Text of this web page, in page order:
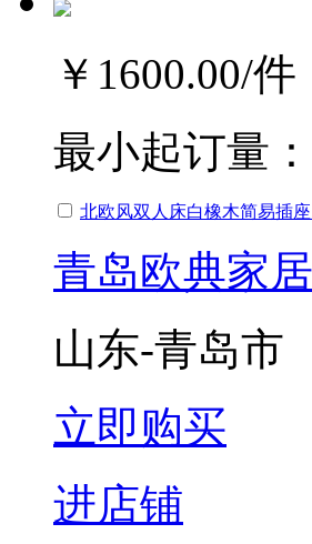
￥1600.00/件
最小起订量：
北欧风双人床白橡木简易插
青岛欧典家
山东-青岛市
立即购买
进店铺